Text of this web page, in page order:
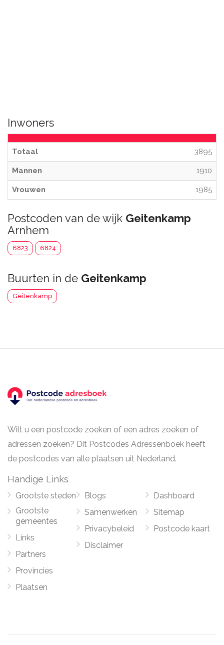
Inwoners
Totaal 3895
Mannen 1910
Vrouwen 1985
Postcoden van de wijk Geitenkamp
Arnhem
6823 6824
Buurten in de Geitenkamp
Geitenkamp
Wilt u een postcode zoeken of een adres zoeken of
adressen zoeken? Dit Postcodes Adressenboek heeft
de postcodes van alle plaatsen uit Nederland.
Handige Links
Grootste steden
Grootste
gemeentes
Links
Partners
Provincies
Plaatsen
Blogs
Samenwerken
Privacybeleid
Disclaimer
Dashboard
Sitemap
Postcode kaart